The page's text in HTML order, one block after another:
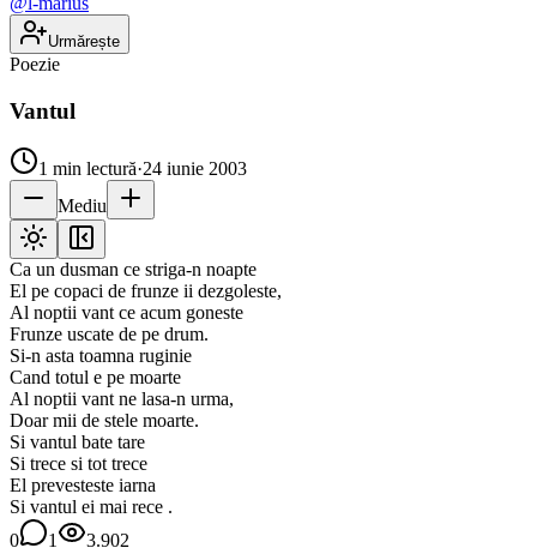
Urmărește
Poezie
Vantul
1 min lectură·24 iunie 2003
Mediu
Ca un dusman ce striga-n noapte
El pe copaci de frunze ii dezgoleste,
Al noptii vant ce acum goneste
Frunze uscate de pe drum.
Si-n asta toamna ruginie
Cand totul e pe moarte
Al noptii vant ne lasa-n urma,
Doar mii de stele moarte.
Si vantul bate tare
Si trece si tot trece
El prevesteste iarna
Si vantul ei mai rece .
0
1
3.902